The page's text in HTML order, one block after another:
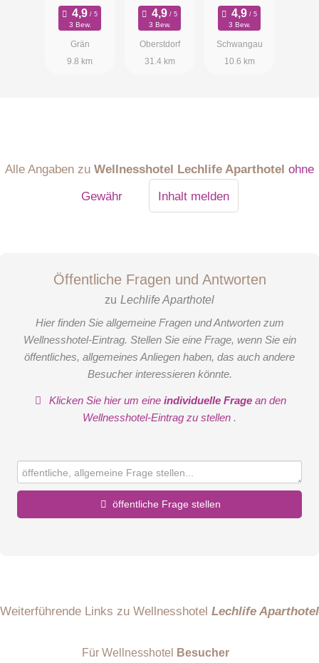
3 Bew.
Grän
9.8 km
3 Bew.
Oberstdorf
31.4 km
Hideaway &
Boutique
Spa
3 Bew.
Schwangau
10.6 km
Alle Angaben zuWellnesshotel Lechlife Aparthotel ohne
Gewähr
Inhalt melden
Öffentliche Fragen und Antworten
zu Lechlife Aparthotel
Hier finden Sie allgemeine Fragen und Antworten zum
Wellnesshotel-Eintrag. Stellen Sie eine Frage, wenn Sie ein
öffentliches, allgemeines Anliegen haben, das auch andere
Besucher interessieren könnte.
Klicken Sie hier um eineindividuelle Frage an den
Wellnesshotel-Eintrag zu stellen .
öffentliche Frage stellen
E-Mail-Adresse (wird nicht veröffentlicht)
Weiterführende Links zu Wellnesshotel Lechlife Aparthotel
Für Wellnesshotel Besucher